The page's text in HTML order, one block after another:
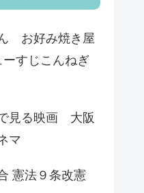
お好み焼き屋
すじこんねぎ
見る映画 大阪
マ
憲法９条改憲